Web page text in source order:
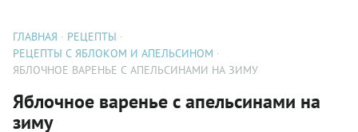
ГЛАВНАЯ
РЕЦЕПТЫ
РЕЦЕПТЫ С ЯБЛОКОМ И АПЕЛЬСИНОМ
ЯБЛОЧНОЕ ВАРЕНЬЕ С АПЕЛЬСИНАМИ НА ЗИМУ
Яблочное варенье с апельсинами на
зиму